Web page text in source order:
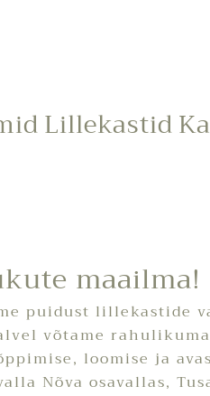
Lillekastid
maailma!
puidust lillekastide
võtame
loomise ja
Nõva osavallas,